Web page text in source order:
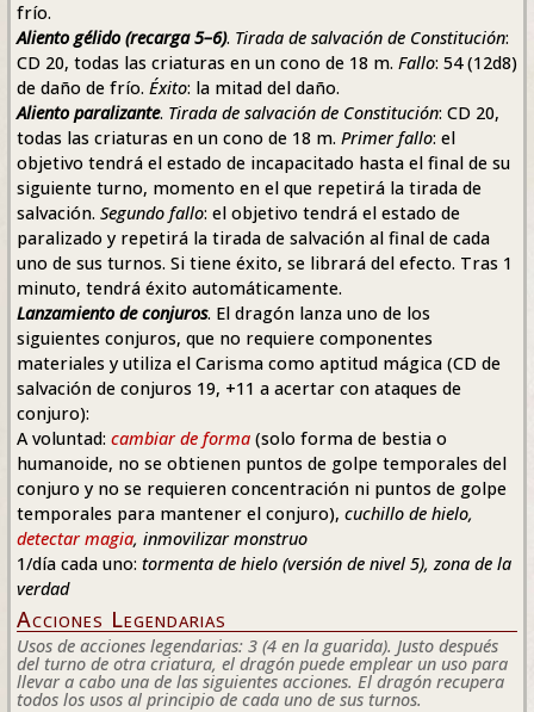
frío.
Aliento gélido (recarga 5–6). Tirada de salvación de Constitución:
CD 20, todas las criaturas en un cono de 18 m. Fallo: 54 (12d8)
de daño de frío. Éxito: la mitad del daño.
Aliento paralizante. Tirada de salvación de Constitución: CD 20,
todas las criaturas en un cono de 18 m. Primer fallo: el
objetivo tendrá el estado de incapacitado hasta el final de su
siguiente turno, momento en el que repetirá la tirada de
salvación. Segundo fallo: el objetivo tendrá el estado de
paralizado y repetirá la tirada de salvación al final de cada
uno de sus turnos. Si tiene éxito, se librará del efecto. Tras 1
minuto, tendrá éxito automáticamente.
Lanzamiento de conjuros. El dragón lanza uno de los
siguientes conjuros, que no requiere componentes
materiales y utiliza el Carisma como aptitud mágica (CD de
salvación de conjuros 19, +11 a acertar con ataques de
conjuro):
A voluntad: cambiar de forma (solo forma de bestia o
humanoide, no se obtienen puntos de golpe temporales del
conjuro y no se requieren concentración ni puntos de golpe
temporales para mantener el conjuro), cuchillo de hielo,
detectar magia, inmovilizar monstruo
1/día cada uno: tormenta de hielo (versión de nivel 5), zona de la
verdad
Acciones Legendarias
Usos de acciones legendarias: 3 (4 en la guarida). Justo después
del turno de otra criatura, el dragón puede emplear un uso para
llevar a cabo una de las siguientes acciones. El dragón recupera
todos los usos al principio de cada uno de sus turnos.